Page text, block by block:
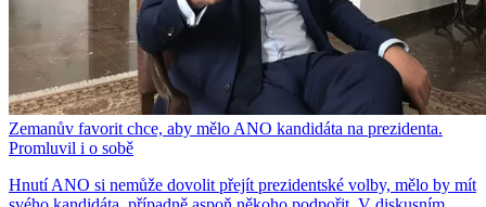
Zemanův favorit chce, aby mělo ANO kandidáta na prezidenta.
Promluvil i o sobě
Hnutí ANO si nemůže dovolit přejít prezidentské volby, mělo by mít